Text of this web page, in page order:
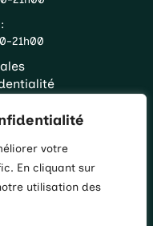
votre
En cliquant sur
utilisation des
21h00